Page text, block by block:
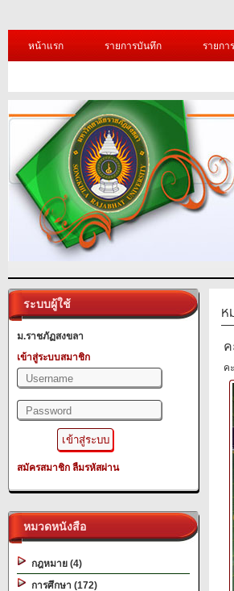
หน้าแรก รายการบันทึก รายกา
ระบบผู้ใช้
ม.ราชภัฏสงขลา
เข้าสู่ระบบสมาชิก
สมัครสมาชิก ลืมรหัสผ่าน
หมวดหนังสือ
กฎหมาย (4)
การศึกษา (172)
ห
ค